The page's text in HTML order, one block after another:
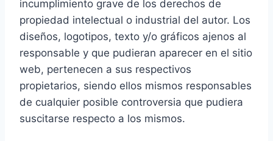
incumplimiento grave de los derechos de
propiedad intelectual o industrial del autor. Los
diseños, logotipos, texto y/o gráficos ajenos al
responsable y que pudieran aparecer en el sitio
web, pertenecen a sus respectivos
propietarios, siendo ellos mismos responsables
de cualquier posible controversia que pudiera
suscitarse respecto a los mismos.